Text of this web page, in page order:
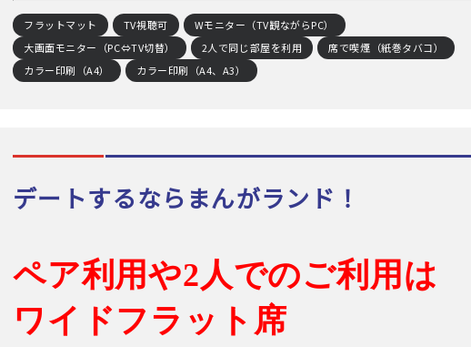
フラットマット TV視聴可
Wモニター（TV観ながらPC）
大画面モニター（PC⇔TV切替）
2人で同じ部屋を利用
席で喫煙（紙巻タバコ）
カラー印刷（A4）
カラー印刷（A4、A3）
デートするならまんがランド！
ペア利用や2人でのご利用は
ワイドフラット席